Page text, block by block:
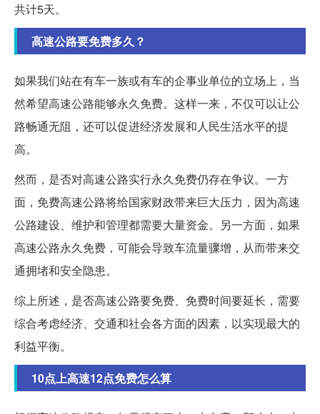
共计5天。
高速公路要免费多久？
如果我们站在有车一族或有车的企事业单位的立场上，当
然希望高速公路能够永久免费。这样一来，不仅可以让公
路畅通无阻，还可以促进经济发展和人民生活水平的提
高。
然而，是否对高速公路实行永久免费仍存在争议。一方
面，免费高速公路将给国家财政带来巨大压力，因为高速
公路建设、维护和管理都需要大量资金。另一方面，如果
高速公路永久免费，可能会导致车流量骤增，从而带来交
通拥堵和安全隐患。
综上所述，是否高速公路要免费、免费时间要延长，需要
综合考虑经济、交通和社会各方面的因素，以实现最大的
利益平衡。
10点上高速12点免费怎么算